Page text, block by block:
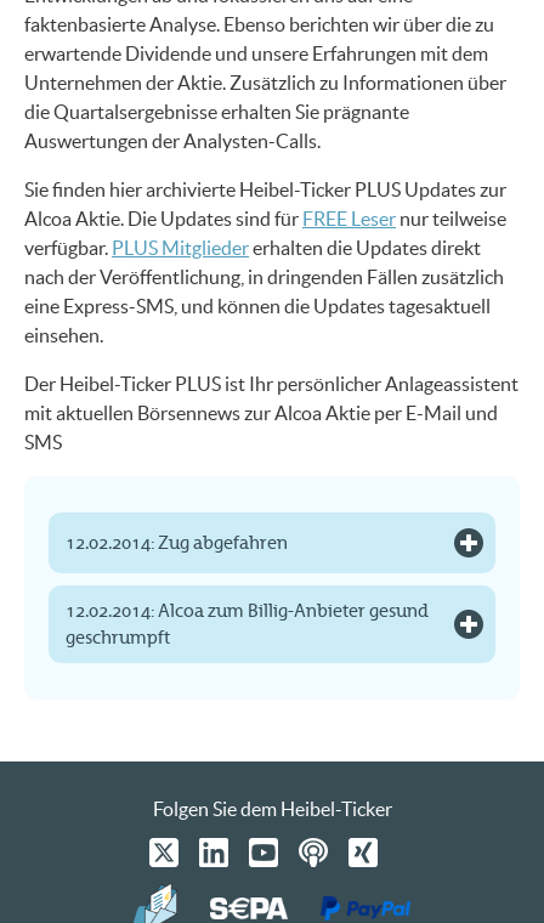
faktenbasierte Analyse. Ebenso berichten wir über die zu
erwartende Dividende und unsere Erfahrungen mit dem
Unternehmen der Aktie. Zusätzlich zu Informationen über
die Quartalsergebnisse erhalten Sie prägnante
Auswertungen der Analysten-Calls.
Sie finden hier archivierte Heibel-Ticker PLUS Updates zur
Alcoa Aktie. Die Updates sind für FREE Leser nur teilweise
verfügbar. PLUS Mitgliedererhalten die Updates direkt
nach der Veröffentlichung, in dringenden Fällen zusätzlich
eine Express-SMS, und können die Updates tagesaktuell
einsehen.
Der Heibel-Ticker PLUS ist Ihr persönlicher Anlageassistent
mit aktuellen Börsennews zur Alcoa Aktie per E-Mail und
SMS
12.02.2014: Zug abgefahren
12.02.2014: Alcoa zum Billig-Anbieter gesund
geschrumpft
Folgen Sie dem Heibel-Ticker